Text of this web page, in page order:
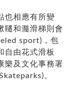
也相應有所變
韆和瀡滑梯則會
sport)，包
自由花式滑板
樂及文化事務署
。